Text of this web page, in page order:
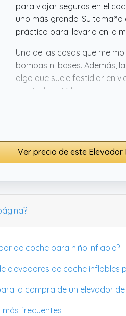
para viajar seguros en el
uno más grande. Su
práctico para llevarlo en la
Una de las cosas que me
bombas ni bases. Además,
algo que suele fastidiar en
que todo esté bien
Ver precio de este Elevador
de coche para niño inflable?
elevadores de coche inflables
la compra de un elevador
más frecuentes